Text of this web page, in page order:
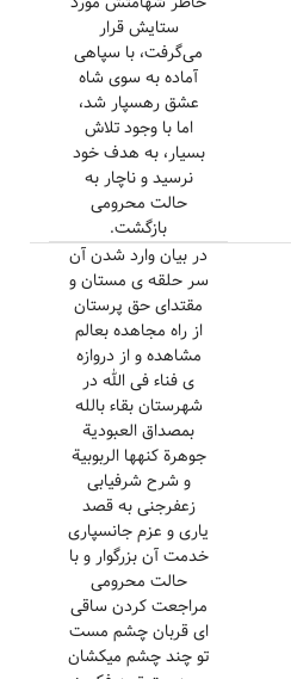
ستایش قرار
می‌گرفت، با سپاهی
آماده به سوی شاه
عشق رهسپار شد،
اما با وجود تلاش
بسیار، به هدف خود
نرسید و ناچار به
حالت محرومی
بازگشت.
در بیان وارد شدن آن
سر حلقه ی مستان و
مقتدای حق پرستان
از راه مجاهده بعالم
مشاهده و از دروازه
ی فناء فی الله در
شهرستان بقاء بالله
بمصداق العبودیة
جوهرة کنهها الربوبیة
و شرح شرفیابی
زعفرجنی به قصد
یاری و عزم جانسپاری
خدمت آن بزرگوار و با
حالت محرومی
مراجعت کردن ساقی
ای قربان چشم مست
تو چند چشم میکشان